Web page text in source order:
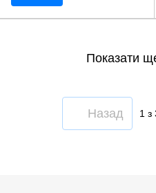
Показати
Назад 1з